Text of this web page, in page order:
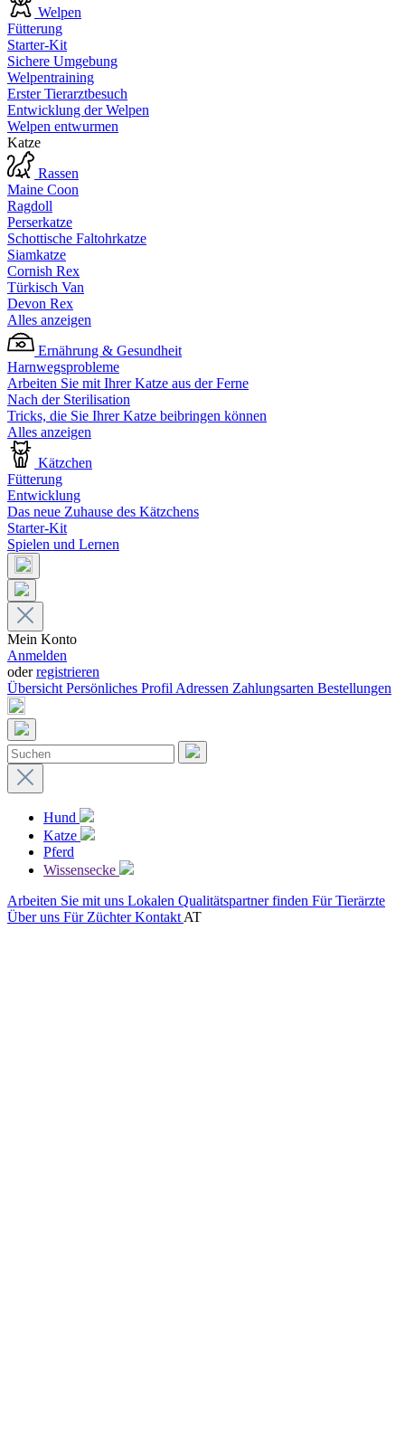
Welpen
Fütterung
Starter-Kit
Sichere Umgebung
Welpentraining
Erster Tierarztbesuch
Entwicklung der Welpen
Welpen entwurmen
Katze
Rassen
Maine Coon
Ragdoll
Perserkatze
Schottische Faltohrkatze
Siamkatze
Cornish Rex
Türkisch Van
Devon Rex
Alles anzeigen
Ernährung & Gesundheit
Harnwegsprobleme
Arbeiten Sie mit Ihrer Katze aus der Ferne
Nach der Sterilisation
Tricks, die Sie Ihrer Katze beibringen können
Alles anzeigen
Kätzchen
Fütterung
Entwicklung
Das neue Zuhause des Kätzchens
Starter-Kit
Spielen und Lernen
Mein Konto
Anmelden
oderregistrieren
Übersicht Persönliches Profil Adressen Zahlungsarten Bestellungen
Hund
Katze
Pferd
Wissensecke
Arbeiten Sie mit uns Lokalen Qualitätspartner finden Für Tierärzte
Über uns Für ZüchterKontakt AT